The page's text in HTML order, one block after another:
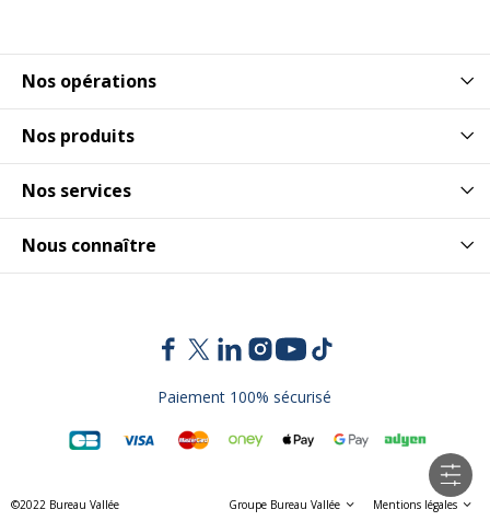
Nos opérations
Nos produits
Nos services
Nous connaître
Paiement 100% sécurisé
©2022 Bureau Vallée Groupe Bureau Vallée Mentions légales